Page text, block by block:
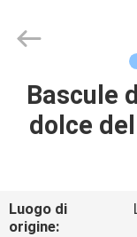
CASA.
VIDEO
Co.,Limited.
Bascule
dolce
Luogo di
origine: